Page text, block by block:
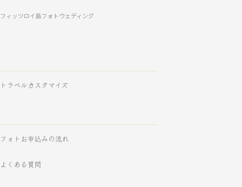
フィッツロイ島フォトウェディング
トラベルカスタマイズ
フォトお申込みの流れ
よくある質問